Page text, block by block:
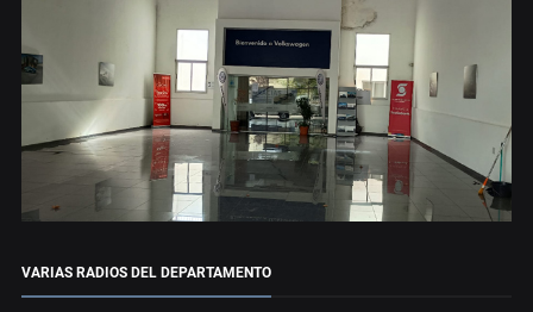
VARIAS RADIOS DEL DEPARTAMENTO